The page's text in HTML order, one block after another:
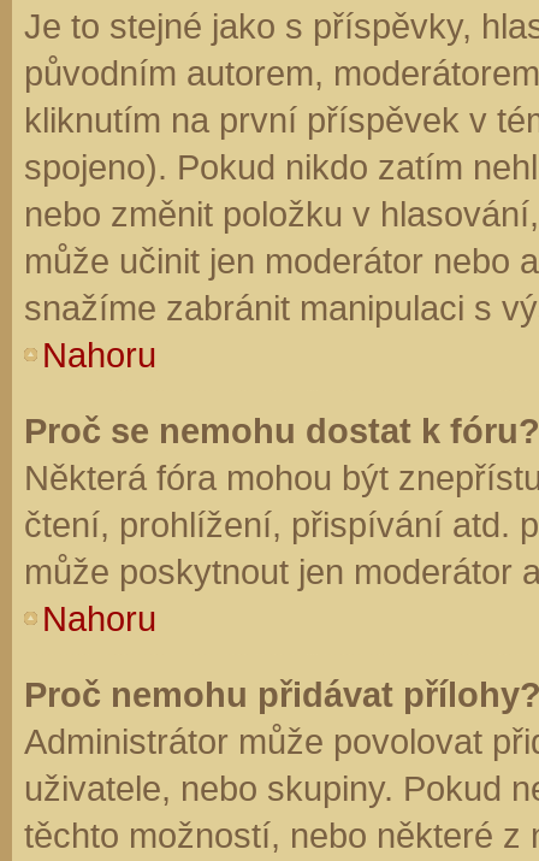
Je to stejné jako s příspěvky,
původním autorem,
kliknutím na první příspěvek v
spojeno). Pokud nikdo zatím
nebo změnit položku v
může učinit jen moderátor nebo
snažíme zabránit manipulaci s
Nahoru
Proč se nemohu dostat k fóru?
Některá fóra mohou být
čtení, prohlížení, přispívání atd.
může poskytnout jen moderátor
Nahoru
Proč nemohu přidávat
Administrátor může povolovat
uživatele, nebo skupiny. Pokud
těchto možností, nebo některé z